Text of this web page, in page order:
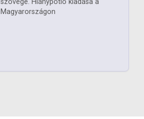
szövege. Hiánypótló kiadása a
Magyarországon